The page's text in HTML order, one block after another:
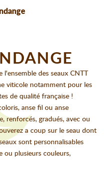
des seaux CNTT
viticole notamment pour les
de qualité française !
anse fil ou anse
renforcés, gradués, avec ou
a coup sur le seau dont
sont personnalisables
ou plusieurs couleurs,